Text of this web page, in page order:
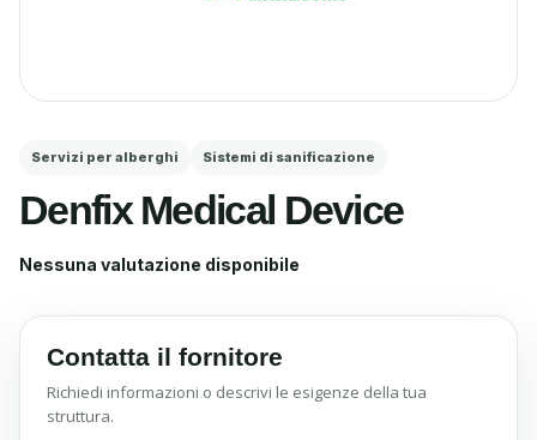
Servizi per alberghi Sistemi di sanificazione
Denfix Medical Device
Nessuna valutazione disponibile
Contatta il fornitore
Richiedi informazioni o descrivi le esigenze della tua
struttura.